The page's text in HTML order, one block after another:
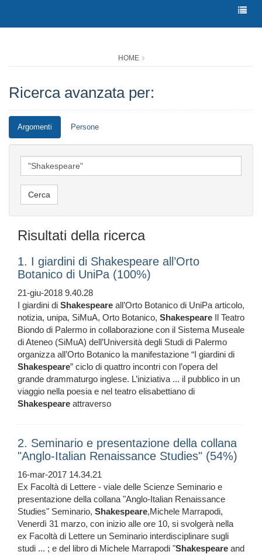
HOME
Ricerca avanzata per:
Argomenti Persone
Risultati della ricerca
1. I giardini di Shakespeare all’Orto
Botanico di UniPa (100%)
21-giu-2018 9.40.28
I giardini di Shakespeare all’Orto Botanico di UniPa articolo,
notizia, unipa, SiMuA, Orto Botanico, Shakespeare Il Teatro
Biondo di Palermo in collaborazione con il Sistema Museale
di Ateneo (SiMuA) dell’Università degli Studi di Palermo
organizza all’Orto Botanico la manifestazione “I giardini di
Shakespeare” ciclo di quattro incontri con l’opera del
grande drammaturgo inglese. L’iniziativa ... il pubblico in un
viaggio nella poesia e nel teatro elisabettiano di
Shakespeare attraverso
2. Seminario e presentazione della collana
"Anglo-Italian Renaissance Studies" (54%)
16-mar-2017 14.34.21
Ex Facoltà di Lettere - viale delle Scienze Seminario e
presentazione della collana "Anglo-Italian Renaissance
Studies" Seminario, Shakespeare,Michele Marrapodi,
Venerdì 31 marzo, con inizio alle ore 10, si svolgerà nella
ex Facoltà di Lettere un Seminario interdisciplinare sugli
studi ... ; e del libro di Michele Marrapodi "Shakespeare and